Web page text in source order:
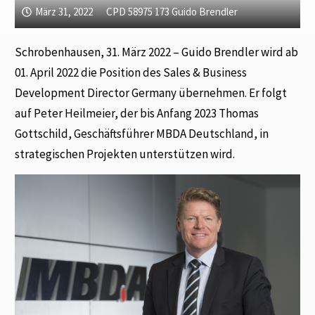
März 31, 2022 CPD 58975 173 Guido Brendler
Schrobenhausen, 31. März 2022 – Guido Brendler wird ab
01. April 2022 die Position des Sales & Business
Development Director Germany übernehmen. Er folgt
auf Peter Heilmeier, der bis Anfang 2023 Thomas
Gottschild, Geschäftsführer MBDA Deutschland, in
strategischen Projekten unterstützen wird.